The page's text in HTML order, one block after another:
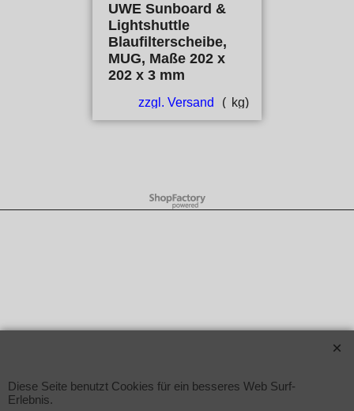
UWE Sunboard &
Lightshuttle
Blaufilterscheibe,
MUG, Maße 202 x
202 x 3 mm
zzgl. Versand kg
WebShop erstellt mit ShopFactory Shop Software.
Diese Seite benutzt Cookies für ein besseres Web Surf-
Erlebnis.